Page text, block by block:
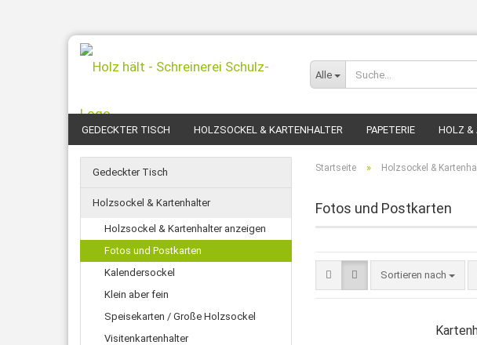
Alle
GEDECKTER TISCH HOLZSOCKEL & KARTENHALTER PAPETERIE HOLZ &
Startseite » Holzsockel &
Fotos und Postkarten
Sortieren nach
Sortieren nach
Gedeckter Tisch
Holzsockel & Kartenhalter
Holzsockel & Kartenhalter anzeigen
Fotos und Postkarten
Kalendersockel
Klein aber fein
Speisekarten / Große Holzsockel
Visitenkartenhalter